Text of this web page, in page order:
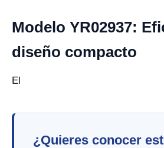
Modelo YR02937:
diseño compacto
El
¿Quieres conocer